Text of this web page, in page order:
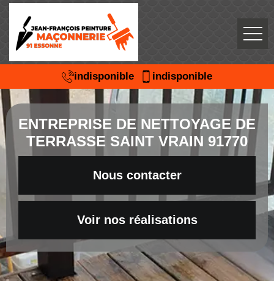
indisponible indisponible
ENTREPRISE DE NETTOYAGE DE
TERRASSE SAINT VRAIN 91770
Nous contacter
Voir nos réalisations